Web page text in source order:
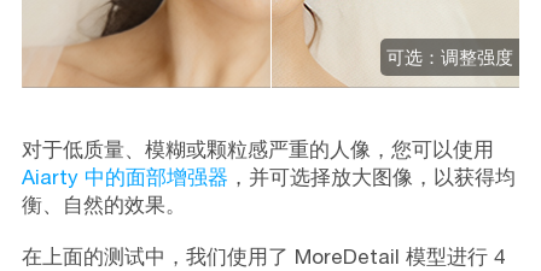
可选：调整强度
对于低质量、模糊或颗粒感严重的人像，您可以使用
Aiarty 中的面部增强器 ，并可选择放大图像，以获得均
衡、自然的效果。
在上面的测试中，我们使用了 MoreDetail 模型进行 4